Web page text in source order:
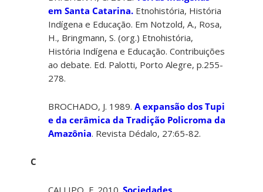
em Santa Catarina. Etnohistória, História
Indígena e Educação. Em Notzold, A., Rosa,
H., Bringmann, S. (org.) Etnohistória,
História Indígena e Educação. Contribuições
ao debate. Ed. Palotti, Porto Alegre, p.255-
278.
BROCHADO, J. 1989.A expansão dos Tupi
e da cerâmica da Tradição Policroma da
Amazônia. Revista Dédalo, 27:65-82.
C